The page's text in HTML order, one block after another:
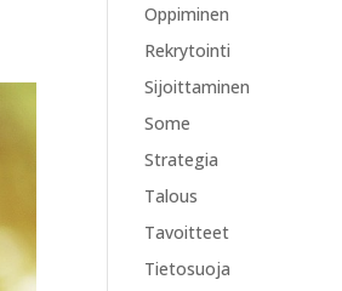
Oppiminen
Rekrytointi
Sijoittaminen
Some
Strategia
Talous
Tavoitteet
Tietosuoja